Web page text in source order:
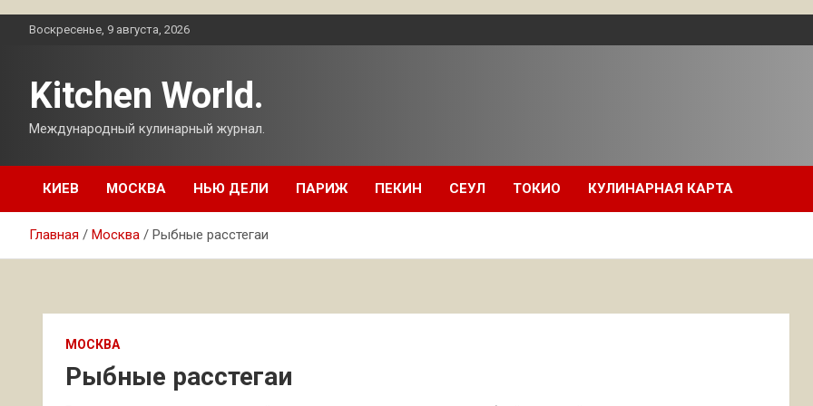
ПерейтиВоскресенье, 9 августа, 2026
Kitchen World.
Международный кулинарный журнал.
КИЕВ МОСКВА НЬЮ ДЕЛИ ПАРИЖ ПЕКИН СЕУЛ ТОКИО КУЛИНАРНАЯ КАРТА
Главная Москва Рыбные расстегаи
МОСКВА
Рыбные расстегаи